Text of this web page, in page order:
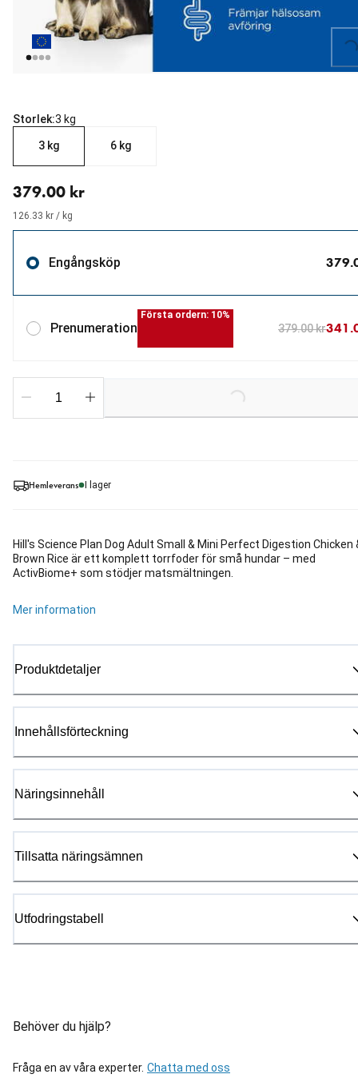
Loading...
Hemleverans I lager
Hill's Science Plan Dog Adult Small & Mini Perfect Digestion Chicken
Brown Rice är ett komplett torrfoder för små hundar – med
ActivBiome+ som stödjer matsmältningen.
Mer information
Produktdetaljer
Innehållsförteckning
Näringsinnehåll
Tillsatta näringsämnen
Utfodringstabell
Behöver du hjälp?
Fråga en av våra experter. Chatta med oss
Storlek:3 kg
3 kg 6 kg
379.00 kr
126.33 kr / kg
Engångsköp
Prenumeration
Första ordern: 10%
379.00 kr
Loading...